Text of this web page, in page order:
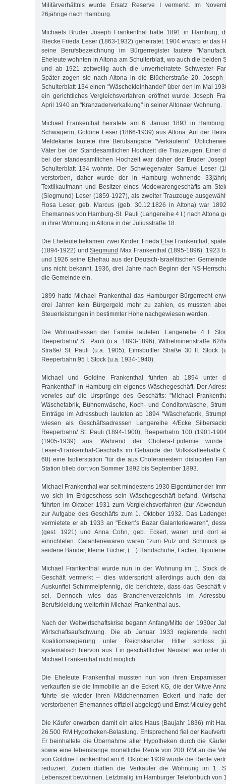
Militärverhältnis wurde Ersatz Reserve I vermerkt. Im
26jährige nach Hamburg.
Michaels Bruder Joseph Frankenthal hatte 1891 in Hamburg,
Riecke Frieda Leser (1863-1932) geheiratet. 1904 erwarb er das
seine Berufsbezeichnung im Bürgerregister lautete
Eheleute wohnten in Altona am Schulterblatt, wo auch die beiden
und ab 1921 zeitweilig auch die unverheiratete Schwester
Später zogen sie nach Altona in die Blücherstraße 20. Joseph
Schulterblatt 134 einen "Wäschekleinhandel" über den im Mai
ein gerichtliches Vergleichsverfahren eröffnet wurde. Joseph
April 1940 an "Kranzaderverkalkung" in seiner Altonaer Wohnung.
Michael Frankenthal heiratete am 6. Januar 1893 in
Schwägerin, Goldine Leser (1866-1939) aus Altona. Auf der
Meldekartei lautete ihre Berufsangabe "Verkäuferin".
Väter bei der Standesamtlichen Hochzeit die Trauzeugen. Einer
bei der standesamtlichen Hochzeit war daher der Bruder
Schulterblatt 134 wohnte. Der Schwiegervater Samuel Leser
verstorben, daher wurde der in Hamburg wohnende
Textilkaufmann und Besitzer eines Modewarengeschäfts am
(Siegmund) Leser (1859-1927), als zweiter Trauzeuge
Rosa Leser, geb. Marcus (geb. 30.12.1826 in Altona) war
Ehemannes von Hamburg-St. Pauli (Langereihe 4 I.) nach Altona
in ihrer Wohnung in Altona in der Juliusstraße 18.
Die Eheleute bekamen zwei Kinder: Frieda Else Frankenthal,
(1894-1922) undSiegmund Max Frankenthal (1895-1896). 1923
und 1926 seine Ehefrau aus der Deutsch-Israelitischen
uns nicht bekannt. 1936, drei Jahre nach Beginn der NS-
die Gemeinde ein.
1899 hatte Michael Frankenthal das Hamburger Bürgerrecht
drei Jahren kein Bürgergeld mehr zu zahlen, es mussten
Steuerleistungen in bestimmter Höhe nachgewiesen werden.
Die Wohnadressen der Familie lauteten: Langereihe 4 I.
Reeperbahn/ St. Pauli (u.a. 1893-1896), Wilhelminenstraße 62/
Straße/ St. Pauli (u.a. 1905), Eimsbüttler Straße 30 II. Stock
Reeperbahn 95 I. Stock (u.a. 1934-1940).
Michael und Goldine Frankenthal führten ab 1894 unter
Frankenthal" in Hamburg ein eigenes Wäschegeschäft. Der
verwies auf die Ursprünge des Geschäfts: "Michael
Wäschefabrik, Bühnenwäsche, Koch- und Conditorwäsche,
Einträge im Adressbuch lauteten ab 1894 "Wäschefabrik,
wiesen als Geschäftsadressen Langereihe 4/Ecke
Reeperbahn/ St. Pauli (1894-1900), Reeperbahn 100 (1901-
(1905-1939) aus. Während der Cholera-Epidemie
Leser-/Frankenthal-Geschäfts im Gebäude der Volkskaffeehalle
68) eine Isolierstation "für die aus Choleranestern dislocirten
Station blieb dort von Sommer 1892 bis September 1893.
Michael Frankenthal war seit mindestens 1930 Eigentümer der
wo sich im Erdgeschoss sein Wäschegeschäft befand.
führten im Oktober 1931 zum Vergleichsverfahren (zur
zur Aufgabe des Geschäfts zum 1. Oktober 1932. Das
vermietete er ab 1933 an "Eckert’s Bazar Galanteriewaren",
(gest. 1921) und Anna Cohn, geb. Eckert, waren und dort
einrichteten. Galanteriewaren waren "zum Putz und Schmuck
seidene Bänder, kleine Tücher, (…) Handschuhe, Fächer,
Michael Frankenthal wurde nun in der Wohnung im 1. Stock
Geschäft vermerkt – dies widerspricht allerdings auch den
Auskunftei Schimmelpfennig, die berichtete, dass das Geschäft
sei. Dennoch wies das Branchenverzeichnis im
Berufskleidung weiterhin Michael Frankenthal aus.
Nach der Weltwirtschaftskrise begann Anfang/Mitte der 1930er
Wirtschaftsaufschwung. Die ab Januar 1933 regierende
Koalitionsregierung unter Reichskanzler Hitler schloss
systematisch hiervon aus. Ein geschäftlicher Neustart war unter
Michael Frankenthal nicht möglich.
Die Eheleute Frankenthal mussten nun von ihren
verkauften sie die Immobilie an die Eckert KG, die der Witwe
führte sie wieder ihren Mädchennamen Eckert und hatte
verstorbenen Ehemannes offiziell abgelegt) und Ernst Miculey
Die Käufer erwarben damit ein altes Haus (Baujahr 1836) mit
26.500 RM Hypotheken-Belastung. Entsprechend fiel der
Er beinhaltete die Übernahme aller Hypotheken durch die
sowie eine lebenslange monatliche Rente von 200 RM an die
von Goldine Frankenthal am 6. Oktober 1939 wurde die Rente
reduziert. Zudem durften die Verkäufer die Wohnung im 1.
Lebenszeit bewohnen. Letztmalig im Hamburger Telefonbuch von